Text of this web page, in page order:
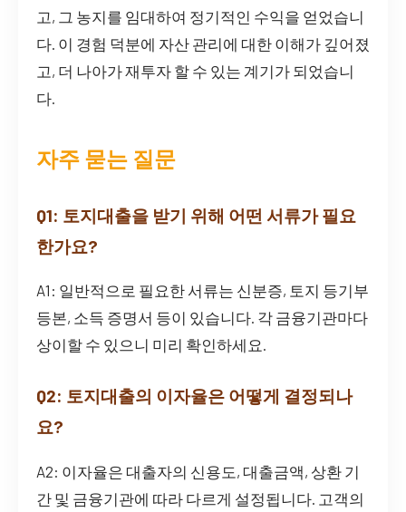
고, 그 농지를 임대하여 정기적인 수익을 얻었습니
다. 이 경험 덕분에 자산 관리에 대한 이해가 깊어졌
고, 더 나아가 재투자 할 수 있는 계기가 되었습니
다.
자주 묻는 질문
Q1: 토지대출을 받기 위해 어떤 서류가 필요
한가요?
A1: 일반적으로 필요한 서류는 신분증, 토지 등기부
등본, 소득 증명서 등이 있습니다. 각 금융기관마다
상이할 수 있으니 미리 확인하세요.
Q2: 토지대출의 이자율은 어떻게 결정되나
요?
A2: 이자율은 대출자의 신용도, 대출금액, 상환 기
간 및 금융기관에 따라 다르게 설정됩니다. 고객의